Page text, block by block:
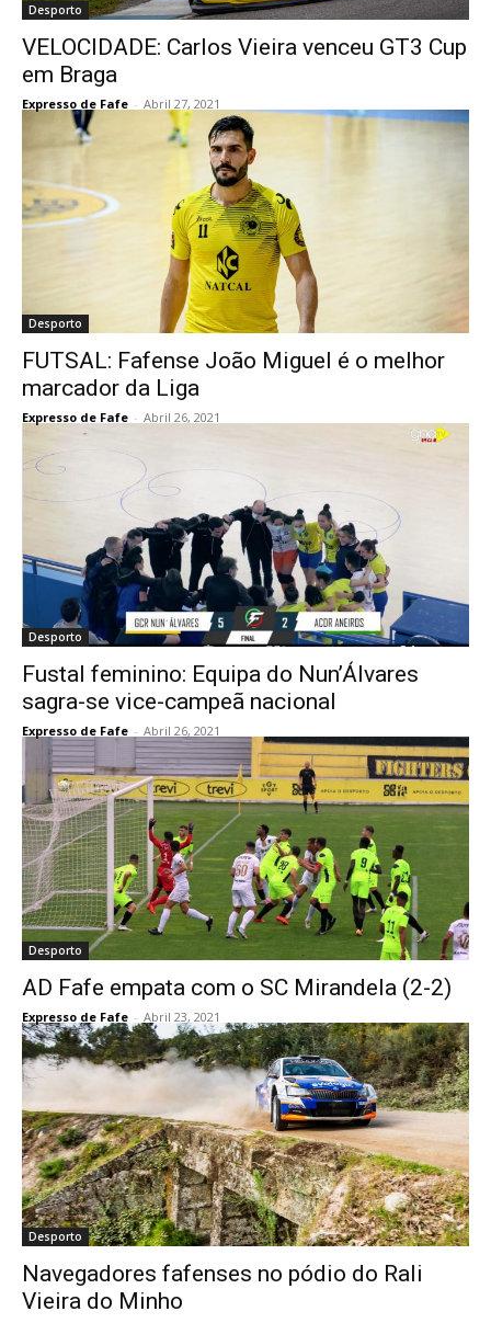
Desporto
VELOCIDADE: Carlos Vieira venceu GT3 Cup
em Braga
Expresso de Fafe - Abril 27, 2021
Desporto
FUTSAL: Fafense João Miguel é o melhor
marcador da Liga
Expresso de Fafe - Abril 26, 2021
Desporto
Fustal feminino: Equipa do Nun’Álvares
sagra-se vice-campeã nacional
Expresso de Fafe - Abril 26, 2021
Desporto
AD Fafe empata com o SC Mirandela (2-2)
Expresso de Fafe - Abril 23, 2021
Desporto
Navegadores fafenses no pódio do Rali
Vieira do Minho